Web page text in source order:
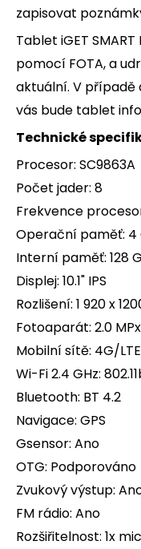
zapisovat
Tablet iGET
pomocí FOTA, a
aktuální. V případě
vás bude tablet
Technické
Procesor: SC9863A
Počet jader: 8
Frekvence
Operační paměť: 4
Interní paměť: 128
Displej: 10.1" IPS
Rozlišení: 1 920 x
Fotoaparát: 2.0
Mobilní sítě: 4G/LTE
Wi-Fi 2.4 GHz:
Bluetooth: BT 4.2
Navigace: GPS
Gsensor: Ano
OTG: Podporováno
Zvukový výstup:
FM rádio: Ano
Rozšiřitelnost: 1x